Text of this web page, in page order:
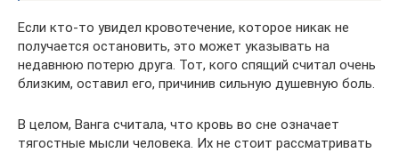
Если кто-то увидел кровотечение, которое никак не
получается остановить, это может указывать на
недавнюю потерю друга. Тот, кого спящий считал очень
близким, оставил его, причинив сильную душевную боль.
В целом, Ванга считала, что кровь во сне означает
тягостные мысли человека. Их не стоит рассматривать